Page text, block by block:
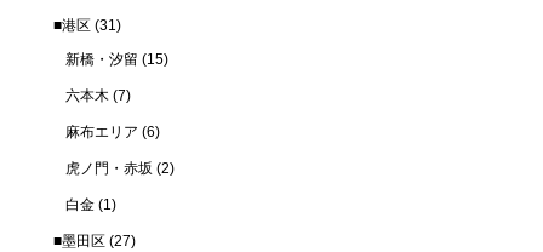
■港区 (31)
新橋・汐留 (15)
六本木 (7)
麻布エリア (6)
虎ノ門・赤坂 (2)
白金 (1)
■墨田区 (27)